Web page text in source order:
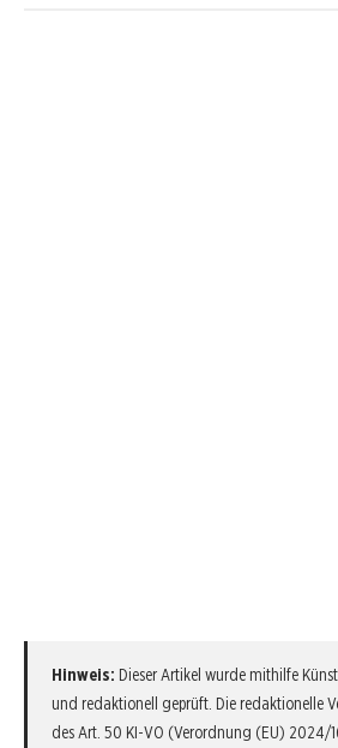
Hinweis: Dieser Artikel wurde mithilfe
und redaktionell geprüft. Die redaktionelle
des Art. 50 KI-VO (Verordnung (EU)